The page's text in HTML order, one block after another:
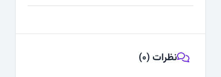
نظرات (0)